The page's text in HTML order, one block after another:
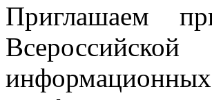
Приглашаем
информационных